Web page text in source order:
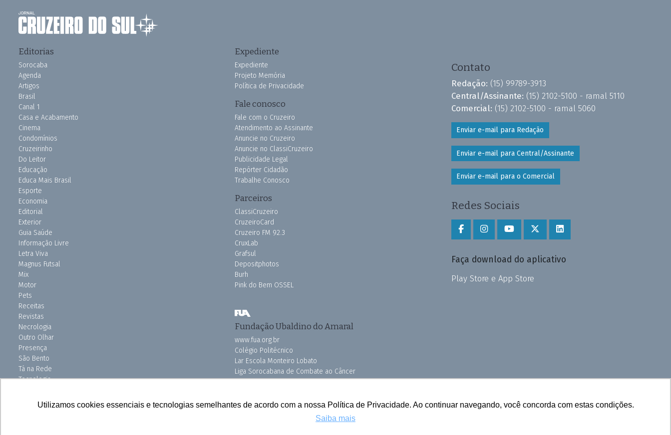
Utilizamos cookies essenciais e tecnologias semelhantes de acordo com a nossa Política de Privacidade. Ao continuar navegando, você concorda com estas condições.
Saiba mais
Editorias
Sorocaba
Agenda
Artigos
Brasil
Canal 1
Casa e Acabamento
Cinema
Condomínios
Cruzeirinho
Do Leitor
Educação
Educa Mais Brasil
Esporte
Economia
Editorial
Exterior
Guia Saúde
Informação Livre
Letra Viva
Magnus Futsal
Mix
Motor
Pets
Receitas
Revistas
Necrologia
Outro Olhar
Presença
São Bento
Tá na Rede
Tecnologia
Uniso Ciência
Expediente
Expediente
Projeto Memória
Política de Privacidade
Fale conosco
Fale com o Cruzeiro
Atendimento ao Assinante
Anuncie no Cruzeiro
Anuncie no ClassiCruzeiro
Publicidade Legal
Repórter Cidadão
Trabalhe Conosco
Parceiros
ClassiCruzeiro
CruzeiroCard
Cruzeiro FM 92.3
CruxLab
Grafsul
Depositphotos
Burh
Pink do Bem OSSEL
Fundação Ubaldino do Amaral
www.fua.org.br
Colégio Politécnico
Lar Escola Monteiro Lobato
Liga Sorocabana de Combate ao Câncer
Vila dos Velhinhos
Contato
Redação: (15) 99789-3913
Central/Assinante: (15) 2102-5100 - ramal 5110
Comercial: (15) 2102-5100 - ramal 5060
Enviar e-mail para Redação
Enviar e-mail para Central/Assinante
Enviar e-mail para o Comercial
Redes Sociais
Faça download do aplicativo
Play Store e App Store